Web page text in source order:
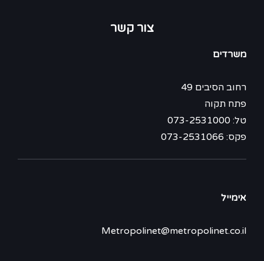
צור קשר
משרדים
רחוב הסיבים 49
פתח תקוה
טל: 073-2531000
פקס: 073-2531066
אימייל
Metropolinet@metropolinet.co.il